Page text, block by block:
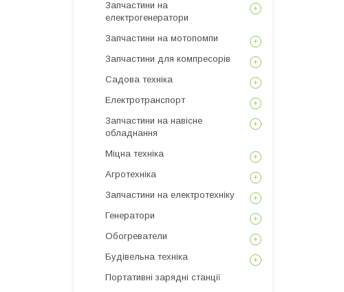
Запчастини на
електрогенератори
Запчастини на мотопомпи
Запчастини для компресорів
Садова техніка
Електротранспорт
Запчастини на навісне
обладнання
Міцна техніка
Агротехніка
Запчастини на електротехніку
Генератори
Обогреватели
Будівельна техніка
Портативні зарядні станції